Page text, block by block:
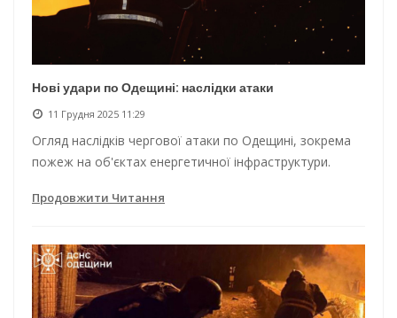
Нові удари по Одещині: наслідки атаки
11 Грудня 2025 11:29
Огляд наслідків чергової атаки по Одещині, зокрема
пожеж на об'єктах енергетичної інфраструктури.
Продовжити Читання